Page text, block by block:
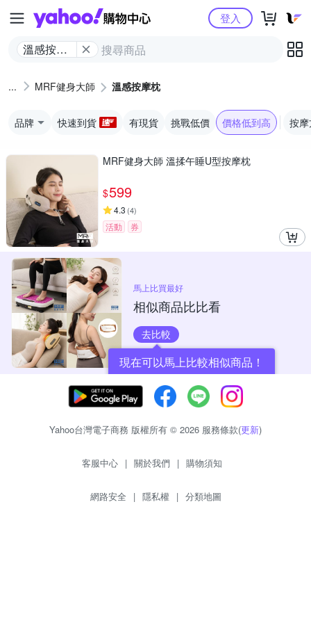
Yahoo購物中心
溫感按摩
登入
MRF健身大師 溫感按摩枕
品牌 快速到貨 有現貨 挑戰低價 價格低到高 按
MRF健身大師 溫揉午睡U型按摩枕
$599
4.3 (4)
活動 券
馬上比買最好
相似商品比比看
去比較
現在可以馬上比較相似商品！
Yahoo台灣電子商務 版權所有 © 2026 服務條款(更新)
客服中心 | 關於我們 | 購物須知
網路安全 | 隱私權 | 分類地圖